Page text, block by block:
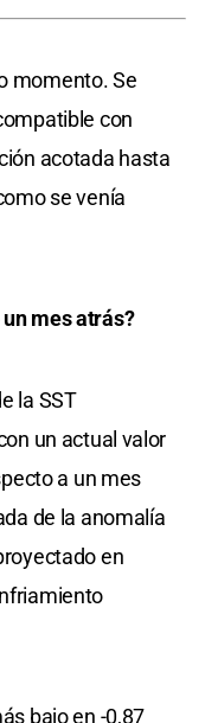
momento. Se
con
acotada hasta
se venía
mes atrás?
la SST
un actual valor
a un mes
de la anomalía
en
bajo en -0,87